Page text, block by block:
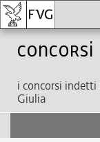
Concorsi
i concorsi
Giulia